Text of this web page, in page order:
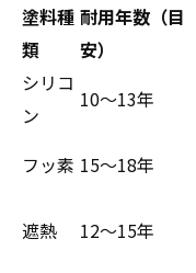
塗料種
類
耐用年数（目
安）
シリコ
ン
10～13年
フッ素 15～18年
遮熱
12～15年